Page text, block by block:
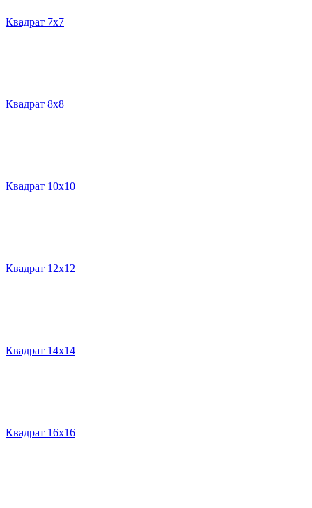
Квадрат 7х7
Квадрат 8х8
Квадрат 10х10
Квадрат 12х12
Квадрат 14х14
Квадрат 16х16